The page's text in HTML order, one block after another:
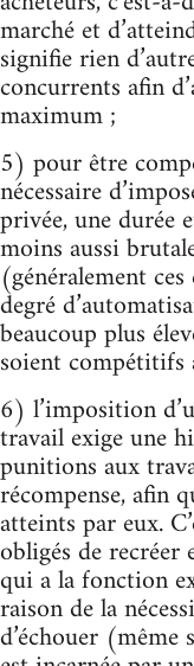
marché et
signifie rien
concurrents afin
maximum ;
5) pour être
nécessaire
privée, une durée
moins aussi
(généralement
degré
beaucoup plus
soient
6) l’imposition
travail exige une
punitions aux
récompense, afin
atteints par eux.
obligés de recréer
qui a la fonction
raison de la
d’échouer